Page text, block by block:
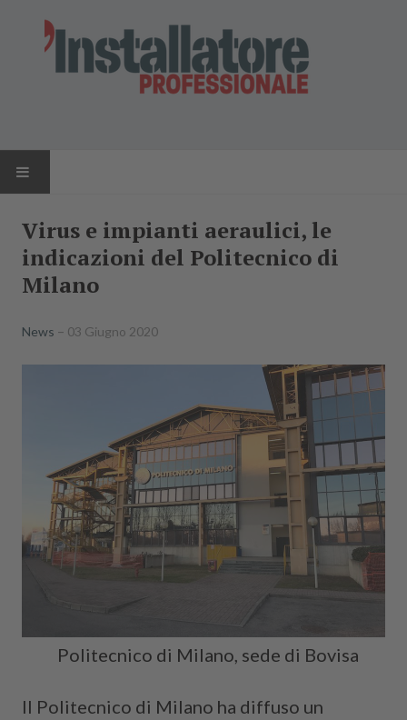
NEWS
Virus e impianti aeraulici, le
indicazioni del Politecnico di
Milano
News 03 Giugno 2020
Politecnico di Milano, sede di Bovisa
Il Politecnico di Milano ha diffuso un